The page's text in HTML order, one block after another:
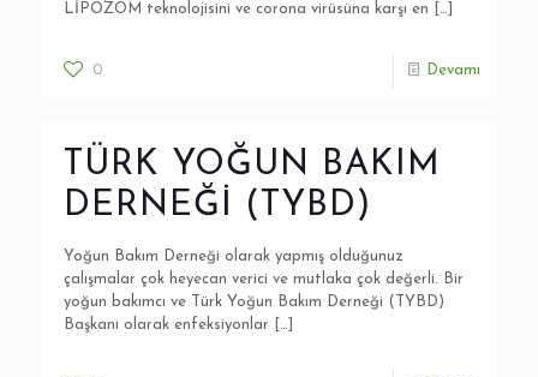
LİPOZOM teknolojisini ve corona virüsüna karşı en […]
0 Devamı
TÜRK YOĞUN BAKIM
DERNEĞİ (TYBD)
Yoğun Bakım Derneği olarak yapmış olduğunuz
çalışmalar çok heyecan verici ve mutlaka çok değerli. Bir
yoğun bakımcı ve Türk Yoğun Bakım Derneği (TYBD)
Başkanı olarak enfeksiyonlar […]